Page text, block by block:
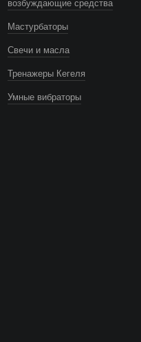
возбуждающие средства
Мастурбаторы
Свечи и масла
Тренажеры Кегеля
Умные вибраторы